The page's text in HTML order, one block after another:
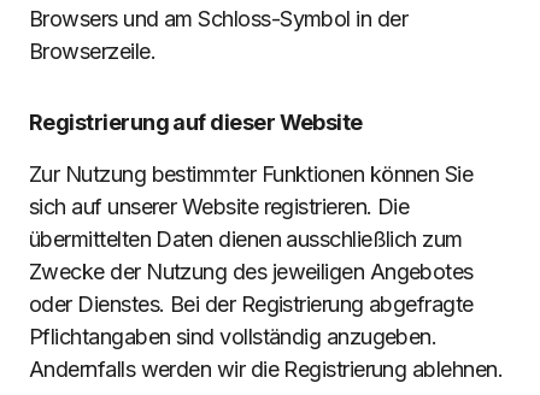
Browsers und am Schloss-Symbol in der
Browserzeile.
Registrierung auf dieser Website
Zur Nutzung bestimmter Funktionen können Sie
sich auf unserer Website registrieren. Die
übermittelten Daten dienen ausschließlich zum
Zwecke der Nutzung des jeweiligen Angebotes
oder Dienstes. Bei der Registrierung abgefragte
Pflichtangaben sind vollständig anzugeben.
Andernfalls werden wir die Registrierung ablehnen.